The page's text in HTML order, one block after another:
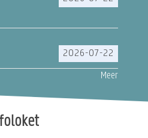
2026-07-22
Meer